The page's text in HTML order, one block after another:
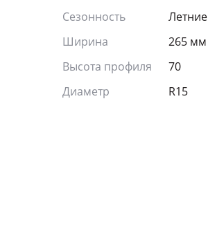
Сезонность
Летние
Ширина
265 мм
Высота профиля
70
Диаметр
R15